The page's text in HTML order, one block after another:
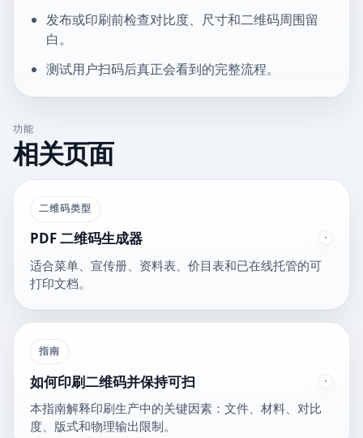
发布或印刷前检查对比度、尺寸和二维码周围留
白。
测试用户扫码后真正会看到的完整流程。
功能
相关页面
二维码类型
PDF 二维码生成器
适合菜单、宣传册、资料表、价目表和已在线托管的可
打印文档。
指南
如何印刷二维码并保持可扫
本指南解释印刷生产中的关键因素：文件、材料、对比
度、版式和物理输出限制。